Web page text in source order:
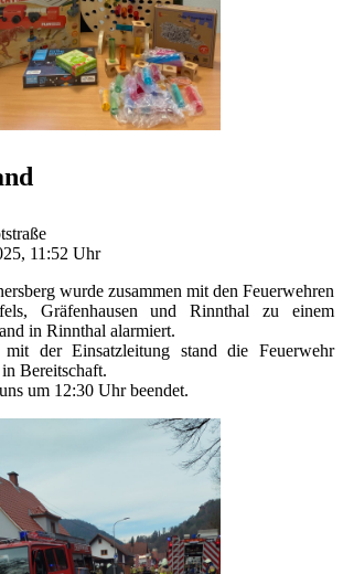
11:52 Uhr
wurde zusammen mit den Feuerwehren
Gräfenhausen und Rinnthal zu einem
in Rinnthal alarmiert.
mit der Einsatzleitung stand die Feuerwehr
Bereitschaft.
um 12:30 Uhr beendet.